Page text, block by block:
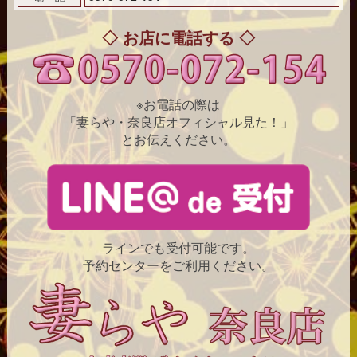
◇ お店に電話する ◇
※お電話の際は
「妻らや・奈良店オフィシャル見た！」
とお伝えください。
ラインでも受付可能です。
予約センターをご利用ください。